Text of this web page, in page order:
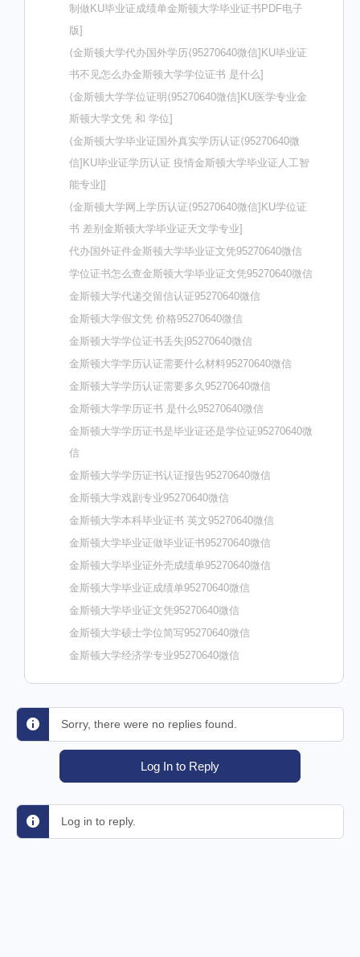
制做KU毕业证成绩单金斯顿大学毕业证书PDF电子
版]
⟨金斯顿大学代办国外学历⟨95270640微信]KU毕业证
书不见怎么办金斯顿大学学位证书 是什么]
⟨金斯顿大学学位证明⟨95270640微信]KU医学专业金
斯顿大学文凭 和 学位]
⟨金斯顿大学毕业证国外真实学历认证⟨95270640微
信]KU毕业证学历认证 疫情金斯顿大学毕业证人工智
能专业|]
⟨金斯顿大学网上学历认证⟨95270640微信]KU学位证
书 差别金斯顿大学毕业证天文学专业]
代办国外证件金斯顿大学毕业证文凭95270640微信
学位证书怎么查金斯顿大学毕业证文凭95270640微信
金斯顿大学代递交留信认证95270640微信
金斯顿大学假文凭 价格95270640微信
金斯顿大学学位证书丢失|95270640微信
金斯顿大学学历认证需要什么材料95270640微信
金斯顿大学学历认证需要多久95270640微信
金斯顿大学学历证书 是什么95270640微信
金斯顿大学学历证书是毕业证还是学位证95270640微
信
金斯顿大学学历证书认证报告95270640微信
金斯顿大学戏剧专业95270640微信
金斯顿大学本科毕业证书 英文95270640微信
金斯顿大学毕业证做毕业证书95270640微信
金斯顿大学毕业证外壳成绩单95270640微信
金斯顿大学毕业证成绩单95270640微信
金斯顿大学毕业证文凭95270640微信
金斯顿大学硕士学位简写95270640微信
金斯顿大学经济学专业95270640微信
Sorry, there were no replies found.
Log In to Reply
Log in to reply.